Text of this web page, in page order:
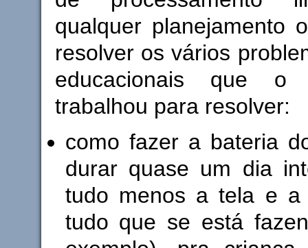
qualquer planejamento
resolver os vários
educacionais que o
trabalhou para resolver:
como fazer a bateria
durar quase um dia
tudo menos a tela e a
tudo que se está